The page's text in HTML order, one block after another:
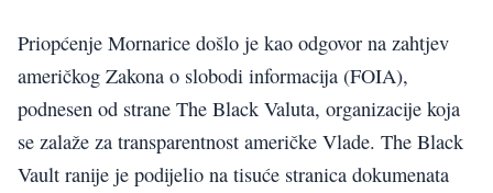
Priopćenje Mornarice došlo je kao odgovor na zahtjev
američkog Zakona o slobodi informacija (FOIA),
podnesen od strane The Black Valuta, organizacije koja
se zalaže za transparentnost američke Vlade. The Black
Vault ranije je podijelio na tisuće stranica dokumenata